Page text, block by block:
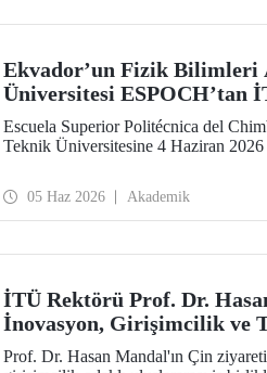
Ekvador’un Fizik Bilimleri
Üniversitesi ESPOCH’tan
Escuela Superior Politécnica del
Teknik Üniversitesine 4 Haziran
05 Haz 2026 Akademik
İTÜ Rektörü Prof. Dr.
İnovasyon, Girişimcilik ve
Uluslararası İş Birliklerini
Prof. Dr. Hasan Mandal'ın Çin